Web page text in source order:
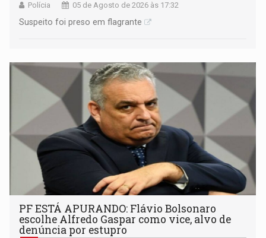
Polícia 05 de Agosto de 2026 às 17:32
Suspeito foi preso em flagrante
PF ESTÁ APURANDO: Flávio Bolsonaro
escolhe Alfredo Gaspar como vice, alvo de
denúncia por estupro